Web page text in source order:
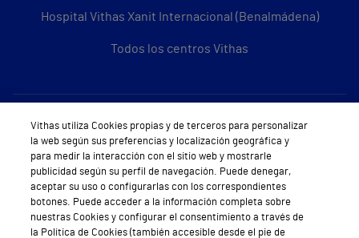
Hospital Vithas Xanit Internacional (Benalmádena)
Todos los centros Vithas
Sobre Vithas
Quiénes somos
Trabajar en Vithas
Teléfono Cita Médica
Vithas utiliza Cookies propias y de terceros para personalizar
la web según sus preferencias y localización geográfica y
para medir la interacción con el sitio web y mostrarle
publicidad según su perfil de navegación. Puede denegar,
aceptar su uso o configurarlas con los correspondientes
botones. Puede acceder a la información completa sobre
nuestras Cookies y configurar el consentimiento a través de
la Política de Cookies (también accesible desde el pie de